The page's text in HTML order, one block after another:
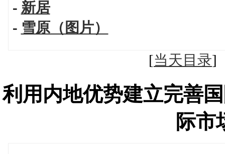
- 新居
- 雪原（图片）
[当天目录
利用内地优势建立完善
际市